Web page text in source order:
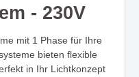
- 230V
mit 1 Phase für Ihre
bieten flexible
in Ihr Lichtkonzept